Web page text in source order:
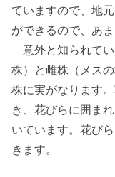
ていますので、地
ができるので、あ
意外と知られて
株）と雌株（メス
株に実がなります
き、花びらに囲ま
いています。花び
きます。